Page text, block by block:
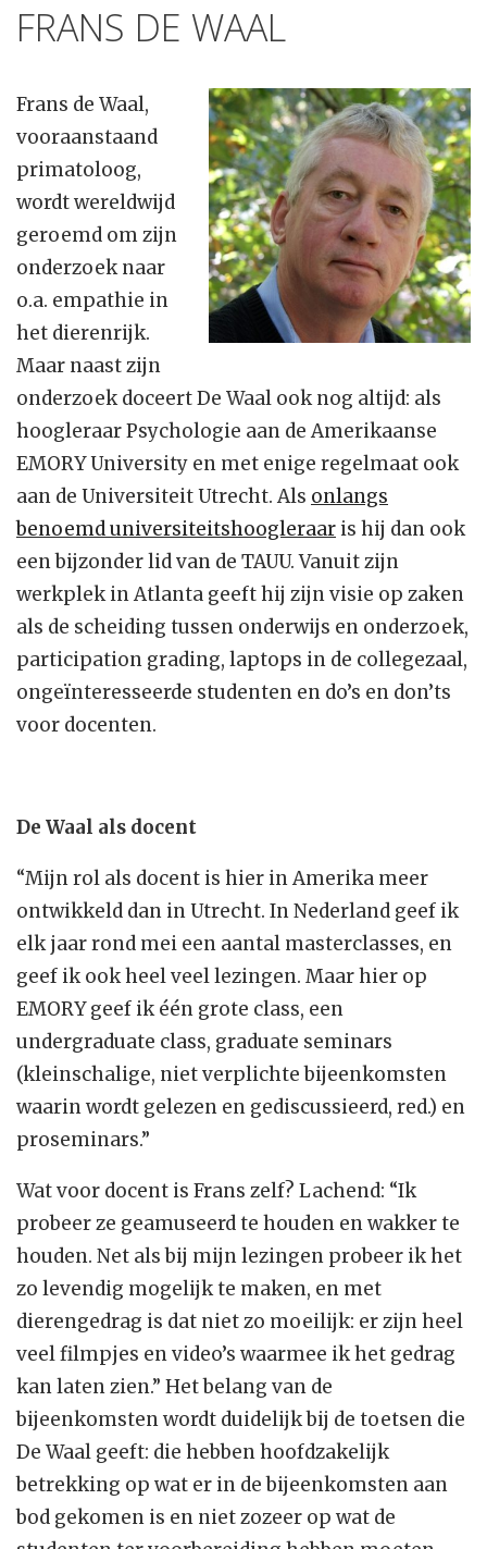
FRANS DE WAAL
Frans de Waal,
vooraanstaand
primatoloog,
wordt wereldwijd
geroemd om zijn
onderzoek naar
o.a. empathie in
het dierenrijk.
Maar naast zijn
onderzoek doceert De Waal ook nog altijd: als
hoogleraar Psychologie aan de Amerikaanse
EMORY University en met enige regelmaat ook
aan de Universiteit Utrecht. Als onlangs
benoemd universiteitshoogleraar is hij dan ook
een bijzonder lid van de TAUU. Vanuit zijn
werkplek in Atlanta geeft hij zijn visie op zaken
als de scheiding tussen onderwijs en onderzoek,
participation grading, laptops in de collegezaal,
ongeïnteresseerde studenten en do’s en don’ts
voor docenten.
De Waal als docent
“Mijn rol als docent is hier in Amerika meer
ontwikkeld dan in Utrecht. In Nederland geef ik
elk jaar rond mei een aantal masterclasses, en
geef ik ook heel veel lezingen. Maar hier op
EMORY geef ik één grote class, een
undergraduate class, graduate seminars
(kleinschalige, niet verplichte bijeenkomsten
waarin wordt gelezen en gediscussieerd, red.) en
proseminars.”
Wat voor docent is Frans zelf? Lachend: “Ik
probeer ze geamuseerd te houden en wakker te
houden. Net als bij mijn lezingen probeer ik het
zo levendig mogelijk te maken, en met
dierengedrag is dat niet zo moeilijk: er zijn heel
veel filmpjes en video’s waarmee ik het gedrag
kan laten zien.” Het belang van de
bijeenkomsten wordt duidelijk bij de toetsen die
De Waal geeft: die hebben hoofdzakelijk
betrekking op wat er in de bijeenkomsten aan
bod gekomen is en niet zozeer op wat de